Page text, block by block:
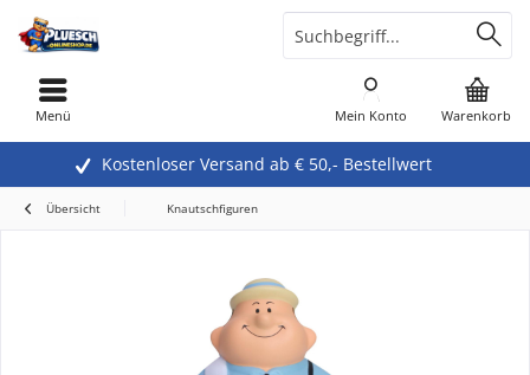
Kostenloser Versand ab € 50,- Bestellwert
Warenkorb
Mein Konto
Menü
Übersicht Knautschfiguren